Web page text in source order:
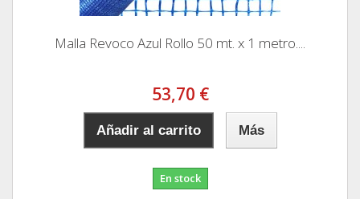
Malla Revoco Azul Rollo 50 mt. x 1 metro....
53,70 €
Añadir al carrito Más
En stock